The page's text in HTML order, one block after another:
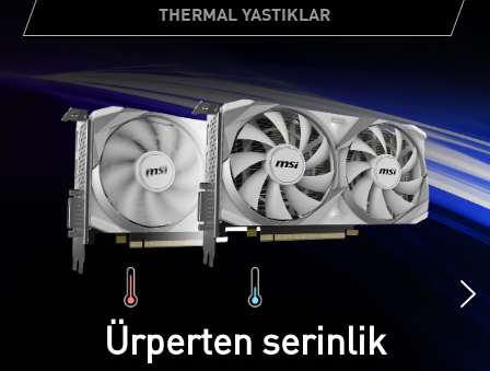
THERMAL YASTIKLAR
Ürperten serinlik
Kartın farklı bölgelerine uygulanan çok
miktarda termal pedler, sıcaklığı doğrudan
soğutma bloğuna yönlendirerek ısı aktarımı
hızlandırır.